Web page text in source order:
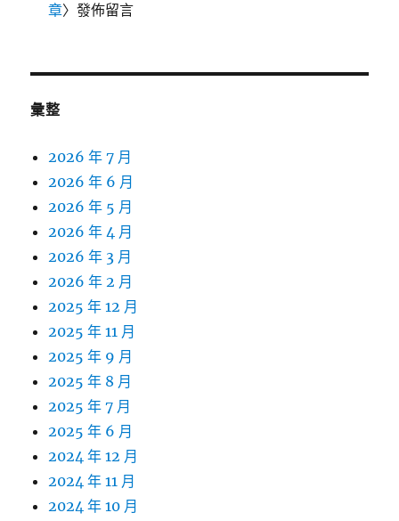
章〉發佈留言
彙整
2026 年 7 月
2026 年 6 月
2026 年 5 月
2026 年 4 月
2026 年 3 月
2026 年 2 月
2025 年 12 月
2025 年 11 月
2025 年 9 月
2025 年 8 月
2025 年 7 月
2025 年 6 月
2024 年 12 月
2024 年 11 月
2024 年 10 月